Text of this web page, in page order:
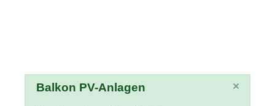
Balkon PV-Anlagen ×